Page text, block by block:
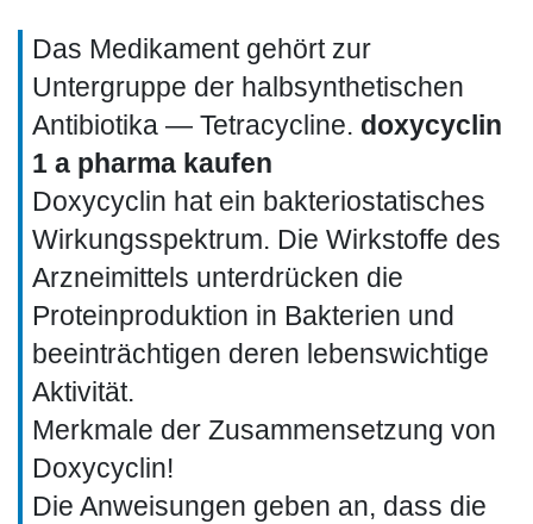
Das Medikament gehört zur
Untergruppe der halbsynthetischen
Antibiotika — Tetracycline. doxycyclin
1 a pharma kaufen
Doxycyclin hat ein bakteriostatisches
Wirkungsspektrum. Die Wirkstoffe des
Arzneimittels unterdrücken die
Proteinproduktion in Bakterien und
beeinträchtigen deren lebenswichtige
Aktivität.
Merkmale der Zusammensetzung von
Doxycyclin!
Die Anweisungen geben an, dass die